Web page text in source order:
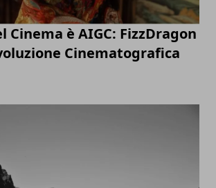
Cinema è AIGC: FizzDragon
Cinematografica